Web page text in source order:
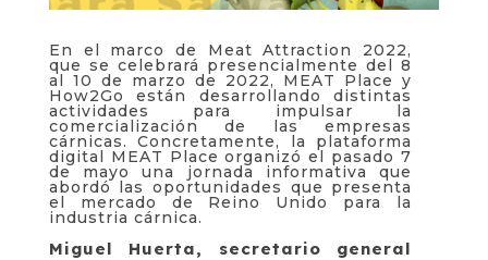
En el marco de Meat Attraction 2022,
que se celebrará presencialmente del 8
al 10 de marzo de 2022, MEAT Place y
How2Go están desarrollando distintas
actividades para impulsar la
comercialización de las empresas
cárnicas. Concretamente, la plataforma
digital MEAT Place organizó el pasado 7
de mayo una jornada informativa que
abordó las oportunidades que presenta
el mercado de Reino Unido para la
industria cárnica.
Miguel Huerta, secretario general